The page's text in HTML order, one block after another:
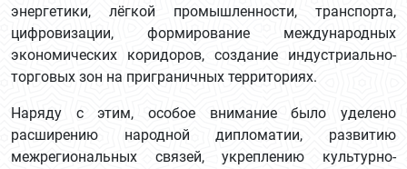
энергетики, лёгкой промышленности, транспорта,
цифровизации, формирование международных
экономических коридоров, создание индустриально-
торговых зон на приграничных территориях.
Наряду с этим, особое внимание было уделено
расширению народной дипломатии, развитию
межрегиональных связей, укреплению культурно-